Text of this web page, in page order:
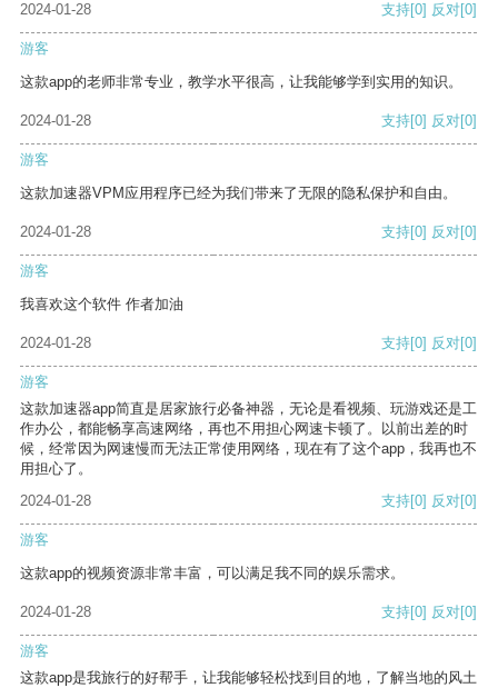
2024-01-28 支持[0] 反对[0]
游客
这款app的老师非常专业，教学水平很高，让我能够学到实用的知识。
2024-01-28 支持[0] 反对[0]
游客
这款加速器VPM应用程序已经为我们带来了无限的隐私保护和自由。
2024-01-28 支持[0] 反对[0]
游客
我喜欢这个软件 作者加油
2024-01-28 支持[0] 反对[0]
游客
这款加速器app简直是居家旅行必备神器，无论是看视频、玩游戏还是工
作办公，都能畅享高速网络，再也不用担心网速卡顿了。以前出差的时
候，经常因为网速慢而无法正常使用网络，现在有了这个app，我再也不
用担心了。
2024-01-28
支持[0] 反对[0]
游客
这款app的视频资源非常丰富，可以满足我不同的娱乐需求。
2024-01-28 支持[0] 反对[0]
游客
这款app是我旅行的好帮手，让我能够轻松找到目的地，了解当地的风土